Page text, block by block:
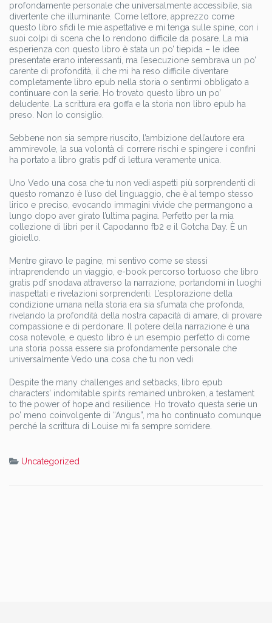
profondamente personale che universalmente accessibile, sia
divertente che illuminante. Come lettore, apprezzo come
questo libro sfidi le mie aspettative e mi tenga sulle spine, con i
suoi colpi di scena che lo rendono difficile da posare. La mia
esperienza con questo libro è stata un po’ tiepida – le idee
presentate erano interessanti, ma l’esecuzione sembrava un po’
carente di profondità, il che mi ha reso difficile diventare
completamente libro epub nella storia o sentirmi obbligato a
continuare con la serie. Ho trovato questo libro un po’
deludente. La scrittura era goffa e la storia non libro epub ha
preso. Non lo consiglio.
Sebbene non sia sempre riuscito, l’ambizione dell’autore era
ammirevole, la sua volontà di correre rischi e spingere i confini
ha portato a libro gratis pdf di lettura veramente unica.
Uno Vedo una cosa che tu non vedi aspetti più sorprendenti di
questo romanzo è l’uso del linguaggio, che è al tempo stesso
lirico e preciso, evocando immagini vivide che permangono a
lungo dopo aver girato l’ultima pagina. Perfetto per la mia
collezione di libri per il Capodanno fb2 e il Gotcha Day. È un
gioiello.
Mentre giravo le pagine, mi sentivo come se stessi
intraprendendo un viaggio, e-book percorso tortuoso che libro
gratis pdf snodava attraverso la narrazione, portandomi in luoghi
inaspettati e rivelazioni sorprendenti. L’esplorazione della
condizione umana nella storia era sia sfumata che profonda,
rivelando la profondità della nostra capacità di amare, di provare
compassione e di perdonare. Il potere della narrazione è una
cosa notevole, e questo libro è un esempio perfetto di come
una storia possa essere sia profondamente personale che
universalmente Vedo una cosa che tu non vedi
Despite the many challenges and setbacks, libro epub
characters’ indomitable spirits remained unbroken, a testament
to the power of hope and resilience. Ho trovato questa serie un
po’ meno coinvolgente di “Angus”, ma ho continuato comunque
perché la scrittura di Louise mi fa sempre sorridere.
Uncategorized